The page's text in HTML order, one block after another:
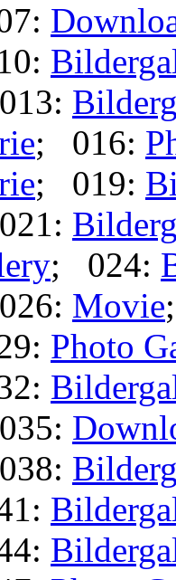
; 016:
; 019:
; 024:
Movie
Photo